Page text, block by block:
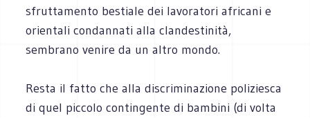
sfruttamento bestiale dei lavoratori africani e
orientali condannati alla clandestinità,
sembrano venire da un altro mondo.
Resta il fatto che alla discriminazione poliziesca
di quel piccolo contingente di bambini (di volta